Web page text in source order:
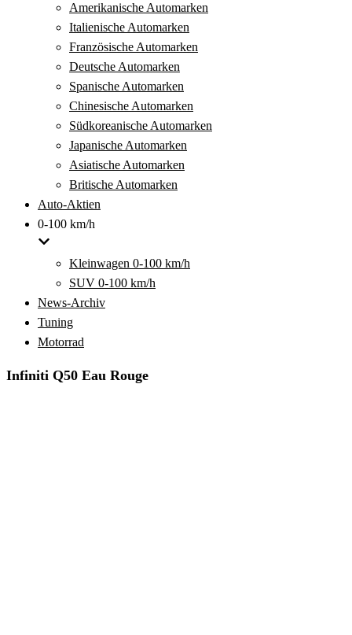
Amerikanische Automarken
Italienische Automarken
Französische Automarken
Deutsche Automarken
Spanische Automarken
Chinesische Automarken
Südkoreanische Automarken
Japanische Automarken
Asiatische Automarken
Britische Automarken
Auto-Aktien
0-100 km/h
Kleinwagen 0-100 km/h
SUV 0-100 km/h
News-Archiv
Tuning
Motorrad
Infiniti Q50 Eau Rouge